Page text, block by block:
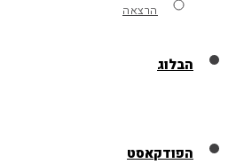
הרצאה
הבלוג
הפודקאסט